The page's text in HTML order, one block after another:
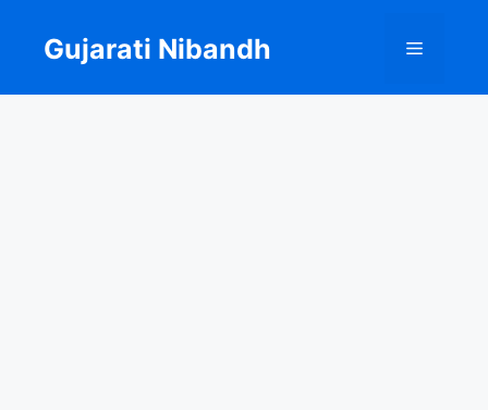
content
Gujarati Nibandh Menu